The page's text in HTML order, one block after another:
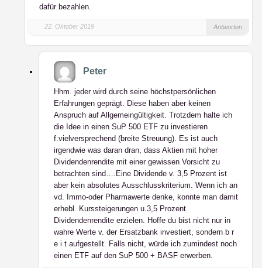
dafür bezahlen.
22. Oktober 2019 Antworten
Peter
Hhm. jeder wird durch seine höchstpersönlichen
Erfahrungen geprägt. Diese haben aber keinen
Anspruch auf Allgemeingültigkeit. Trotzdem halte ich
die Idee in einen SuP 500 ETF zu investieren
f.vielversprechend (breite Streuung). Es ist auch
irgendwie was daran dran, dass Aktien mit hoher
Dividendenrendite mit einer gewissen Vorsicht zu
betrachten sind….Eine Dividende v. 3,5 Prozent ist
aber kein absolutes Ausschlusskriterium. Wenn ich an
vd. Immo-oder Pharmawerte denke, konnte man damit
erhebl. Kurssteigerungen u.3,5 Prozent
Dividendenrendite erzielen. Hoffe du bist nicht nur in
wahre Werte v. der Ersatzbank investiert, sondern b r
e i t aufgestellt. Falls nicht, würde ich zumindest noch
einen ETF auf den SuP 500 + BASF erwerben.